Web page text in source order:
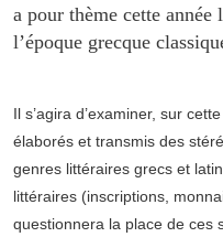
a pour thème cette année
l’époque grecque
Il s’agira d’examiner, sur
élaborés et transmis des
genres littéraires grecs et
littéraires (inscriptions,
questionnera la place de ces